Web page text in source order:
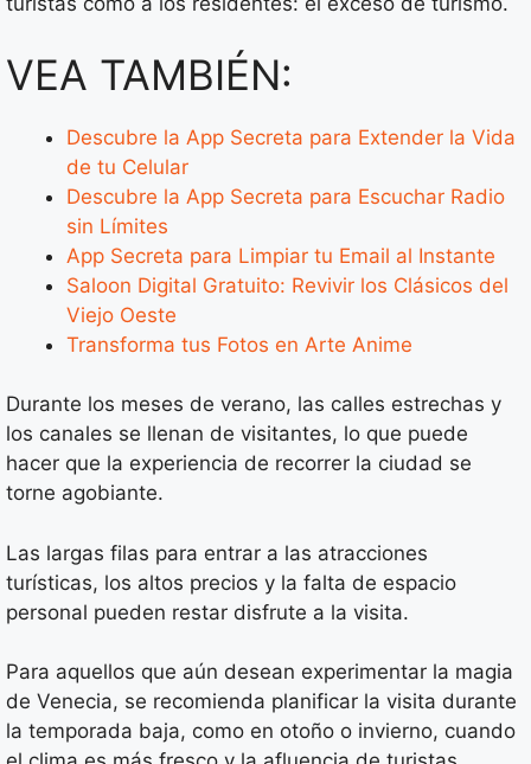
VEA TAMBIÉN:
Descubre la App Secreta para Extender la Vida
de tu Celular
Descubre la App Secreta para Escuchar Radio
sin Límites
App Secreta para Limpiar tu Email al Instante
Saloon Digital Gratuito: Revivir los Clásicos del
Viejo Oeste
Transforma tus Fotos en Arte Anime
Durante los meses de verano, las calles estrechas y
los canales se llenan de visitantes, lo que puede
hacer que la experiencia de recorrer la ciudad se
torne agobiante.
Las largas filas para entrar a las atracciones
turísticas, los altos precios y la falta de espacio
personal pueden restar disfrute a la visita.
Para aquellos que aún desean experimentar la magia
de Venecia, se recomienda planificar la visita durante
la temporada baja, como en otoño o invierno, cuando